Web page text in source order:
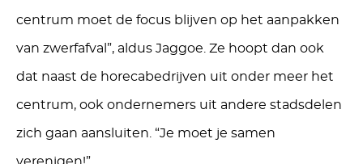
centrum moet de focus blijven op het aanpakken
van zwerfafval”, aldus Jaggoe. Ze hoopt dan ook
dat naast de horecabedrijven uit onder meer het
centrum, ook ondernemers uit andere stadsdelen
zich gaan aansluiten. “Je moet je samen